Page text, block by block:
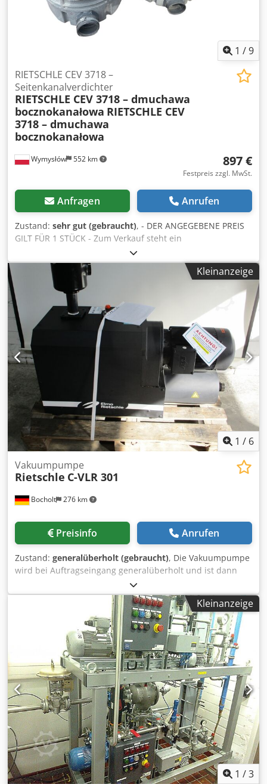
1 /9
Wymysłów 552 km
RIETSCHLE CEV 3718 –
Seitenkanalverdichter
RIETSCHLE CEV 3718 – dmuchawa
bocznokanałowa RIETSCHLE CEV
3718 – dmuchawa
bocznokanałowa
897 €
Festpreis zzgl. MwSt.
Anfragen Anrufen
Zustand: sehr gut (gebraucht), - DER ANGEGEBENE PREIS
GILT FÜR 1 STÜCK - Zum Verkauf steht ein
Seitenkanalverdichter RIETSCHLE CEV 3718. Die Geräte
werden in der Industrie verwendet als: Luftgebläse
Vakuumpumpen Pneumatische Förderung Verpackungs-
und Produktionssysteme Dedpfx Afjy Aautj Tokr Robuste
deutsche Konstruktion – hochwertiges
Industrieequipment. ⚙️ Technische Daten (vom
Typenschild): Modell: CEV 3718 DS2 Leistung: bis zu 480
m³/h Druck / Unterdruck: ca. ± 37 mbar / bis 50 mbar
Versorgungsspannung: 220–255 / 380–440 V
Leistungsaufnahme: ca. 1,1 – 1,3 kW Drehzahl: 2800 / 3440
U/min Schutzklasse: IP54 ✔️ Zustand gemäß den Fotos 🔍
Zustand: technisch einwandfreie Geräte normale
Gebrauchsspuren beschädigte obere Motorgehäuse
(Kunststoff) – auf den Bildern ersichtlich die
Beschädigungen beeinträchtigen die Funktion nicht
Verkauf genau wie abgebildet
Kleinanzeige
1 / 6
Bocholt 276 km
Vakuumpumpe
Rietschle C-VLR 301
Preisinfo Anrufen
Zustand: generalüberholt (gebraucht), Die Vakuumpumpe
wird bei Auftragseingang generalüberholt und ist dann
einsatzbereit. Djdpfx Afext Ephe Tjkr Wir empfehlen den
Einbau nur durch geschultes Personal vorzunehmen.
Adaptionsmaterial auf Anfrage erhältlich. Ölfüllung: M-VAC
150 Lieferzeit: ca. 8 Wochen Technische Daten: trockene
Klauen-Vakuumpumpen Motornennleistung: 5,5/6,5 kW
(50/60 Hz) Motornenndrehzahl: 2900/3500 min-1 (50/60 Hz)
Enddruck: 150 hPa (mbar) (50/60 Hz) Enddruck
Dauereinsatz: 150 hPa (mbar) (50/60 Hz)
Nennsaugvermögen: 290/345 m³/h (50/60 Hz) Der auf den
Bildern gezeigte Filter ist nicht im Lieferumfang, kann aber
optional bestellt werden. Zwischenverkauf vorbehalten!
Dieses Angebot gilt nur für Kunden innerhalb von
Deutschland und in europäischen Ländern!
Kleinanzeige
1 /3